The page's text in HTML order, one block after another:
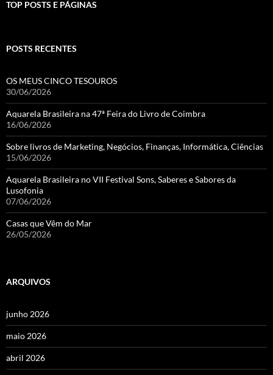
TOP POSTS E PÁGINAS
POSTS RECENTES
OS MEUS CINCO TESOUROS
30/06/2026
Aquarela Brasileira na 47ª Feira do Livro de Coimbra
16/06/2026
Sobre livros de Marketing, Negócios, Finanças, Informática, Ciências
15/06/2026
Aquarela Brasileira no VII Festival Sons, Saberes e Sabores da
Lusofonia
07/06/2026
Casas que Vêm do Mar
26/05/2026
ARQUIVOS
junho 2026
maio 2026
abril 2026